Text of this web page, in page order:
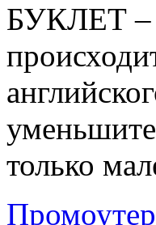
БУКЛЕТ
только
Промоутер